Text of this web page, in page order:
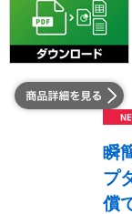
瞬
プ
償